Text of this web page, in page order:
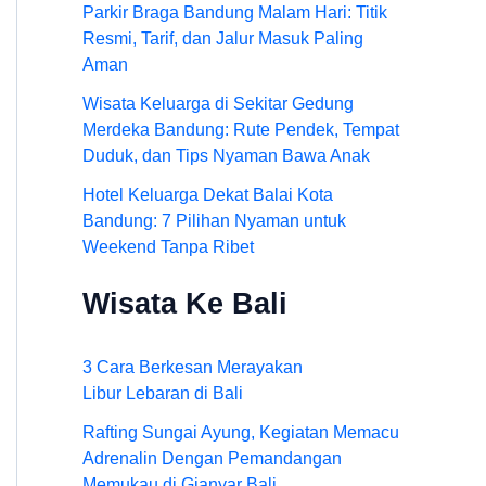
Parkir Braga Bandung Malam Hari: Titik
Resmi, Tarif, dan Jalur Masuk Paling
Aman
Wisata Keluarga di Sekitar Gedung
Merdeka Bandung: Rute Pendek, Tempat
Duduk, dan Tips Nyaman Bawa Anak
Hotel Keluarga Dekat Balai Kota
Bandung: 7 Pilihan Nyaman untuk
Weekend Tanpa Ribet
Wisata Ke Bali
3 Cara Berkesan Merayakan
Libur Lebaran di Bali
Rafting Sungai Ayung, Kegiatan Memacu
Adrenalin Dengan Pemandangan